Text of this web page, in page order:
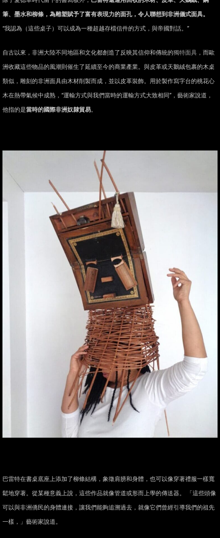
筆、墨水和柳條，為雕塑賦予了富有表現力的面孔，令人聯想到非洲儀式面具。
“我認為（這些桌子）可以成為一種超越存檔信件的方式，與帝國對話。”
自古以來，非洲大陸不同地區和文化都創造了反映其信仰和傳統的獨特面具 ，而歐
洲收藏這些物品的風潮則催生了延續至今的商業產業。與皮革或天鵝絨包裹的木桌
類似，雕刻的非洲面具由木材削製而成，並以皮革裝飾。用於製作寫字台的桃花心
木在熱帶氣候中成熟，“運輸方式與我們當時的運輸方式大致相同”，藝術家說道，
他指的是當時的國際非洲奴隸貿易。
巴雷特在書桌底座上添加了柳條結構，象徵肩膀和身體，也可以像穿著禮服一樣寬
鬆地穿著。從某種意義上說，這些作品就像管道或形而上學的傳送器。 「這些頭像
可以與非洲僑民的身體連接，讓我們能夠追溯過去，就像它們曾經引導我們的祖先
一樣，」藝術家說道。